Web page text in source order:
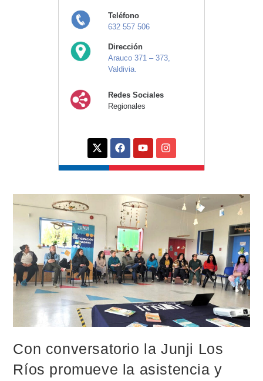
Teléfono
632 557 506
Dirección
Arauco 371 – 373,
Valdivia.
Redes Sociales
Regionales
Con conversatorio la Junji Los
Ríos promueve la asistencia y